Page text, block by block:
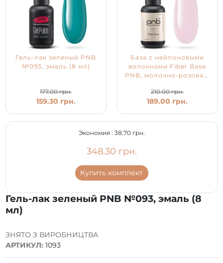
Гель-лак зеленый PNB №093, эмаль (8
мл)
ЗНЯТО З ВИРОБНИЦТВА
АРТИКУЛ: 1093
Гель-лак зеленый PNB
№093, эмаль (8 мл)
177.00 грн.
159.30 грн.
База с нейлоновыми
волокнами Fiber Base
PNB, молочно-розовая,
210.00 грн.
189.00 грн.
Экономия : 38.70 грн.
348.30 грн.
Купить комплект